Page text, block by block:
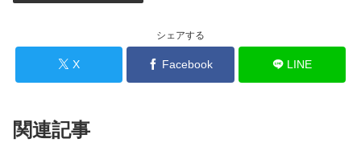
シェアする
X Facebook LINE
関連記事